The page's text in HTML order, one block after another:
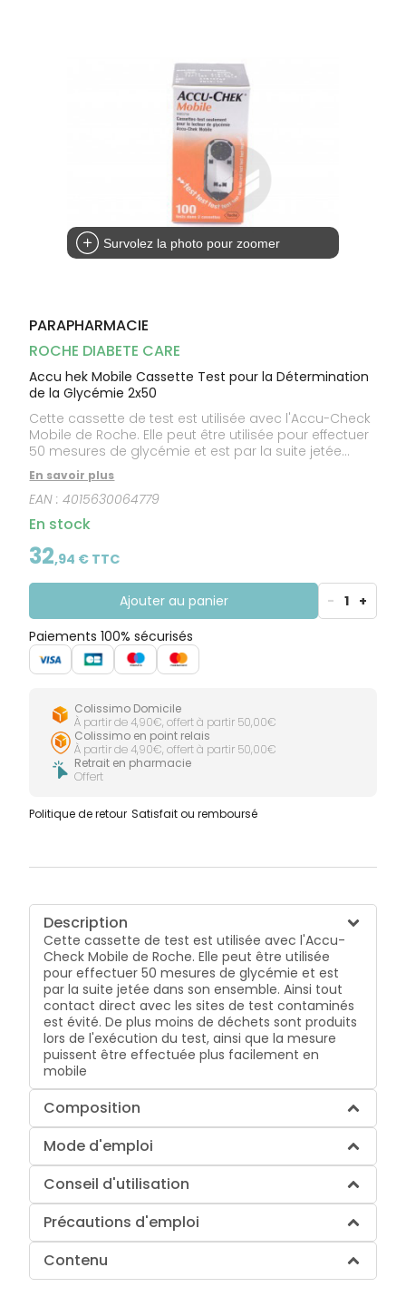
Survolez la photo pour zoomer
PARAPHARMACIE
ROCHE DIABETE CARE
Accu hek Mobile Cassette Test pour la Détermination
de la Glycémie 2x50
Cette cassette de test est utilisée avec l'Accu-Check
Mobile de Roche. Elle peut être utilisée pour effectuer
50 mesures de glycémie et est par la suite jetée
dans son ensemble. Ainsi tout contact direct avec
les sites de test contaminés est évité. De plus moins
de déchets sont produits lors de l'exécution du test,
ainsi que la mesure puissent être effectuée plus
facilement en mobile
En savoir plus
EAN :4015630064779
En stock
32,94 € TTC
Ajouter au panier - 1 +
Paiements 100% sécurisés
Colissimo Domicile
À partir de 4,90€, offert à partir 50,00€
Colissimo en point relais
À partir de 4,90€, offert à partir 50,00€
Retrait en pharmacie
Offert
Politique de retour Satisfait ou remboursé
Description
Cette cassette de test est utilisée avec l'Accu-
Check Mobile de Roche. Elle peut être utilisée
pour effectuer 50 mesures de glycémie et est
par la suite jetée dans son ensemble. Ainsi tout
contact direct avec les sites de test contaminés
est évité. De plus moins de déchets sont produits
lors de l'exécution du test, ainsi que la mesure
puissent être effectuée plus facilement en
mobile
Composition
Mode d'emploi
Conseil d'utilisation
Précautions d'emploi
Contenu